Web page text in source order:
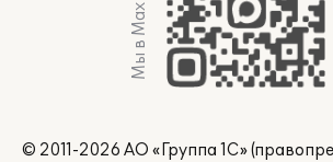
Мы в Max
© 2011-2026 АО «Группа 1С»